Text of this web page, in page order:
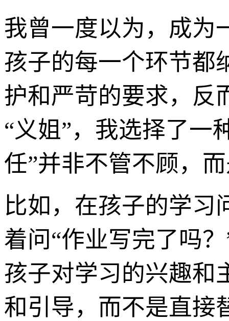
我曾一度以为，成为
孩子的每一个环节都
护和严苛的要求，反
“义姐”，我选择了一
任”并非不管不顾，
比如，在孩子的学习
着问“作业写完了吗
孩子对学习的兴趣和
和引导，而不是直接